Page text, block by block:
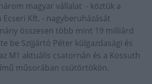
magyar vállalat - köztük a
Kft. - nagyberuházását
összesen több mint 19 milliárd
be Szijjártó Péter külgazdasági és
M1 aktuális csatornán és a Kossuth
műsorában csütörtökön.